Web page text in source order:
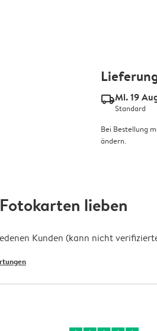
delivery_standard_v2Mi. 19
Standard
Bei Bestellung
ändern.
lieben
Kunden (kann nicht